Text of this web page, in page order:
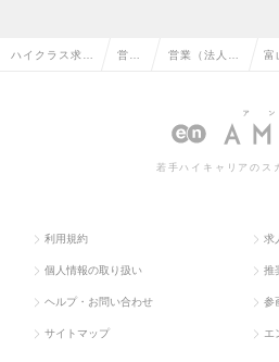
ハイクラス求人 営業 営業（法人向 富
若手ハイキャリアのス
利用規約 求
個人情報の取り扱い 推
ヘルプ・お問い合わせ 参
サイトマップ エ